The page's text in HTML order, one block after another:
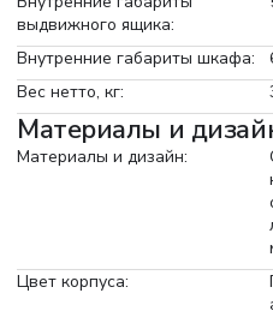
выдвижного ящика:
Внутренние габариты шкафа:
Вес нетто, кг:
Материалы и
Материалы и дизайн:
Цвет корпуса: